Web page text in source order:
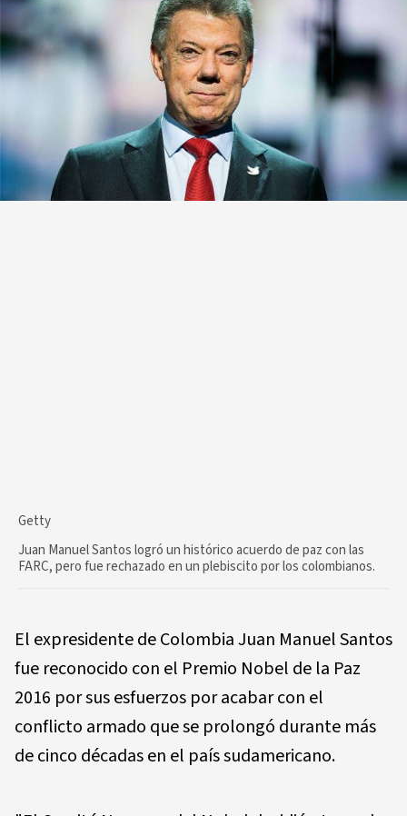
Getty
Juan Manuel Santos logró un histórico acuerdo de paz con las
FARC, pero fue rechazado en un plebiscito por los colombianos.
El expresidente de Colombia Juan Manuel Santos
fue reconocido con el Premio Nobel de la Paz
2016 por sus esfuerzos por acabar con el
conflicto armado que se prolongó durante más
de cinco décadas en el país sudamericano.